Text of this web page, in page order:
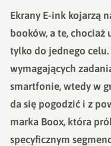
Ekrany E-ink kojarzą
booków, a te, chociaż
tylko do jednego
wymagających
smartfonie, wtedy w
da się pogodzić i z
marka Boox, która
specyficznym